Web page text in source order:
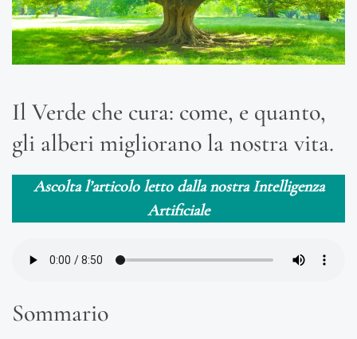
Il Verde che cura: come, e quanto,
gli alberi migliorano la nostra vita.
Ascolta l’articolo letto dalla nostra Intelligenza
Artificiale
Sommario